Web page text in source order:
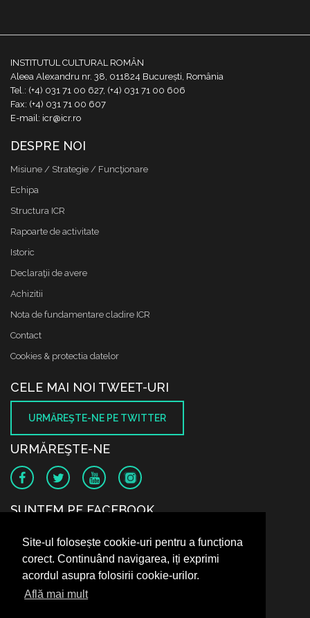
Site-ul folosește cookie-uri pentru a funcționa
corect. Continuând navigarea, iți exprimi
acordul asupra folosirii cookie-urilor.
Află mai mult
INSTITUTUL CULTURAL ROMÂN
Aleea Alexandru nr. 38, 011824 București, România
Tel.: (+4) 031 71 00 627, (+4) 031 71 00 606
Fax: (+4) 031 71 00 607
E-mail: icr@icr.ro
DESPRE NOI
Misiune / Strategie / Funcţionare
Echipa
Structura ICR
Rapoarte de activitate
Istoric
Declaraţii de avere
Achizitii
Nota de fundamentare cladire ICR
Contact
Cookies & protectia datelor
CELE MAI NOI TWEET-URI
URMĂREŞTE-NE PE TWITTER
URMĂREŞTE-NE
SUNTEM PE FACEBOOK